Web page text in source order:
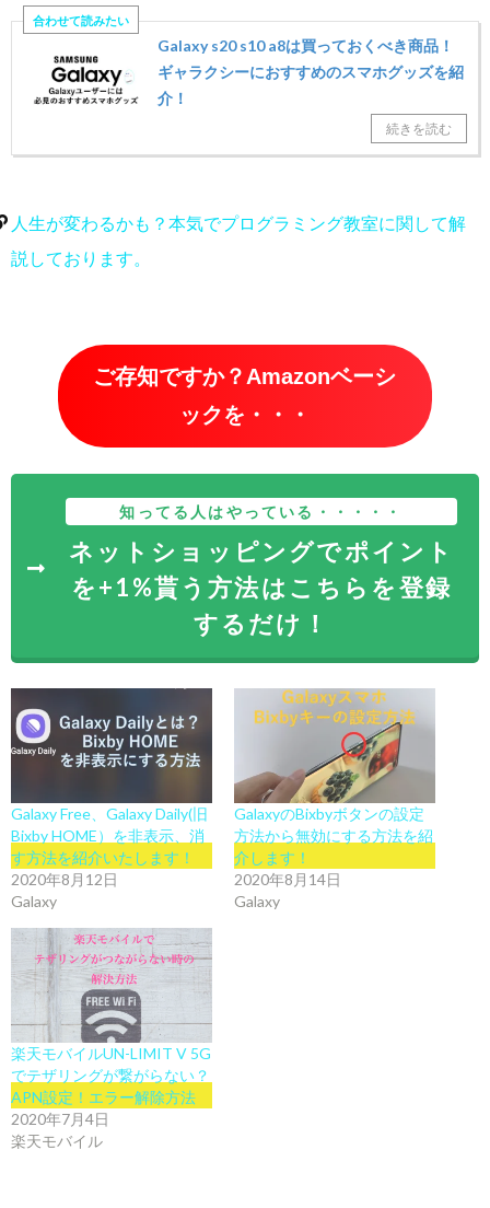
Galaxy s20 s10 a8は買っておくべき商品！
ギャラクシーにおすすめのスマホグッズを紹
介！
人生が変わるかも？本気でプログラミング教室に関して解
説しております。
ご存知ですか？Amazonベーシ
ックを・・・
知ってる人はやっている・・・・・
ネットショッピングでポイント
を+1%貰う方法はこちらを登録
するだけ！
Galaxy Free、Galaxy Daily(旧
Bixby HOME）を非表示、消
す方法を紹介いたします！
2020年8月12日
Galaxy
GalaxyのBixbyボタンの設定
方法から無効にする方法を紹
介します！
2020年8月14日
Galaxy
楽天モバイルUN-LIMIT V 5G
でテザリングが繋がらない？
APN設定！エラー解除方法
2020年7月4日
楽天モバイル